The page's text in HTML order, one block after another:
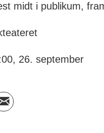
midt i publikum,
26. september